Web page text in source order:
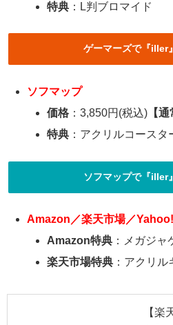
特典 ：L判ブロマイド
ゲーマーズで『iller
ソフマップ
価格 ：3,850円(税込) 【
特典 ：アクリルコースタ
ソフマップで『iller
Amazon／楽天市場／
Amazon特典 ：メガジャ
楽天市場特典 ：アクリ
【楽